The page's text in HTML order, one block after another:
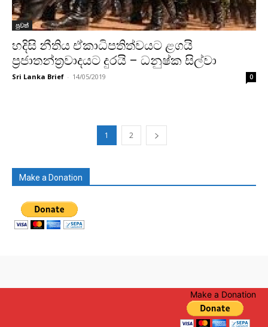
පුවත්
හදිසි නීතිය ඒකාධිපතිත්වයට ළගයි
ප්‍රජාතන්ත්‍රවාදයට දුරයි – ධනුෂ්ක සිල්වා
Sri Lanka Brief - 14/05/2019 0
1 2
Make a Donation
Make a Donation